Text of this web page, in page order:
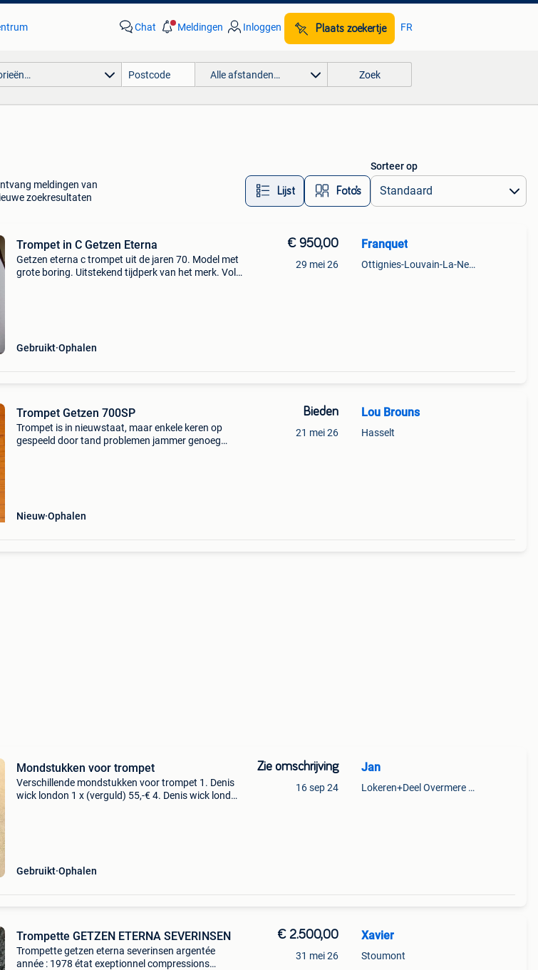
Chat Meldingen Inloggen Plaats zoekertje FR
Alle afstanden… Zoek
meldingen van
zoekresultaten
Lijst Foto’s
Sorteer op
Trompet in C Getzen Eterna
Getzen eterna c trompet uit de jaren 70. Model met
grote boring. Uitstekend tijdperk van het merk. Vol
Gebruikt Ophalen
€ 950,00
29 mei 26
Franquet
Ottignies-Louvain-La-Neuve
Trompet Getzen 700SP
Trompet is in nieuwstaat, maar enkele keren op
gespeeld door tand problemen jammer genoeg
Nieuw Ophalen
Bieden
21 mei 26
Lou Brouns
Hasselt
Mondstukken voor trompet
Verschillende mondstukken voor trompet 1. Denis
wick london 1 x (verguld) 55,-€ 4. Denis wick london
Gebruikt Ophalen
Zie omschrijving
16 sep 24
Jan
Lokeren+Deel Overmere En Zele
Trompette GETZEN ETERNA SEVERINSEN
Trompette getzen eterna severinsen argentée
année : 1978 état exeptionnel compressions
€ 2.500,00
31 mei 26
Xavier
Stoumont